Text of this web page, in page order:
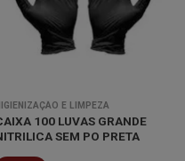
lista de
desejos
E LIMPEZA
100 LUVAS GRANDE
SEM PO PRETA